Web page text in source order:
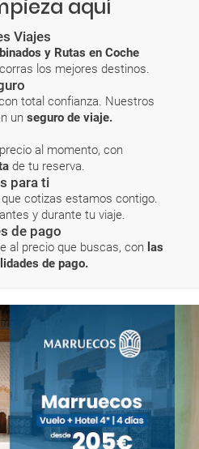
aquí
Viajes
y Rutas en Coche
los mejores destinos.
total confianza. Nuestros
un seguro de viaje.
al momento, con
de tu reserva.
para ti
cotizas estamos contigo.
antes y durante tu viaje.
de pago
al precio que buscas, con las
de pago.